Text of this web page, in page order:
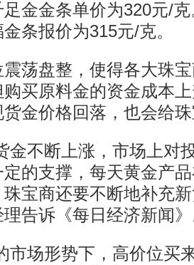
金金条单价为320元/
条报价为315元/克。
盘整，使得各大珠宝
买原料金的资金成本
金价格回落，也会给
不断上涨，市场上对
的支撑，每天黄金产
宝商还要不断地补充
告诉《每日经济新闻
场形势下，高价位买